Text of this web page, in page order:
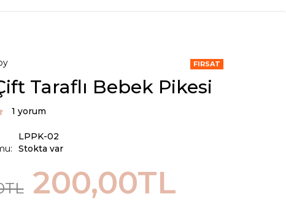
FIRSAT
Taraflı Bebek Pikesi
1 yorum
LPPK-02
Stokta var
200,00TL